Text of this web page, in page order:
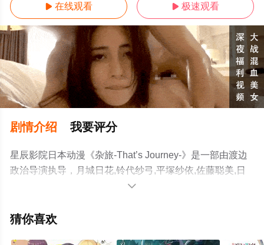
 在线观看  极速观看
剧情介绍 我要评分
星辰影院日本动漫《杂旅-That’s Journey-》是一部由渡边
政治导演执导，月城日花,铃代纱弓,平塚纱依,佐藤聪美,日
笠阳子,小林优,窪田等等演员精彩演绎的日本动漫，手机免
更多相关信息可移步至豆瓣动漫、电视猫或剧情网等平台

猜你喜欢